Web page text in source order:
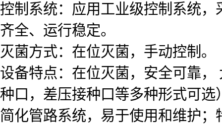
控制系统：应用工业级控制系统
齐全、运行稳定。
灭菌方式：在位灭菌，手动控制。
设备特点：在位灭菌，安全可靠
种口，差压接种口等多种形式可
简化管路系统，易于使用和维护